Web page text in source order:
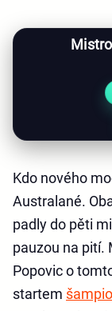
Kdo nového
Australané.
padly do pěti
pauzou na pití.
Popovic o
startem